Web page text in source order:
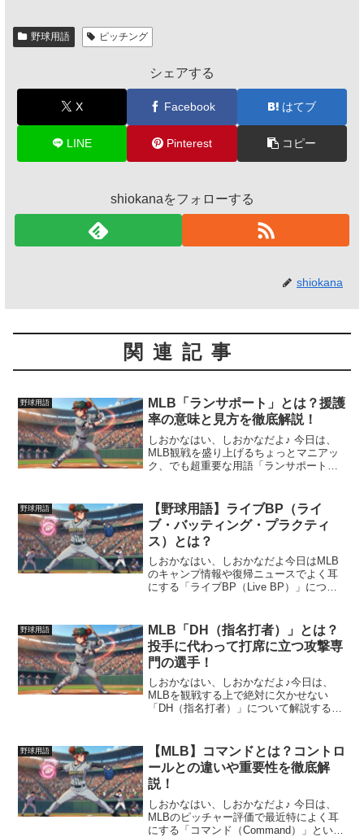
野球用語 ピッチング
シェアする
X Facebook はてブ
LINE Pinterest コピー
shiokanaをフォローする
shiokana
関連記事
野球用語
MLB「ランサポート」とは？援護
率の意味と見方を徹底解説！
しおかなはい、しおかなだよ♪ 今日は、
MLB観戦を盛り上げるちょっとマニアッ
ク、でも超重要な用語「ランサポート」
んで負けちゃったの？」っていう謎が解
けるかも！大谷翔平選...
野球用語
【野球用語】ライブBP（ライ
ブ・バッティング・プラクティ
ス）とは？
しおかなはい、しおかなだよ今日はMLB
のキャンプ情報や復帰ニュースでよく耳
にする「ライブBP（Live BP）」につい
ず。これを知ると、推し選手の調整具合
がもっと詳しくわ...
野球用語
MLB「DH（指名打者）」とは？
投手に代わって打席に立つ攻撃専
門の選手！
しおかなはい、しおかなだよ♪今日は、
MLBを観戦する上で絶対に欠かせない
「DH（指名打者）」について解説する
MLBの歴史を大きく変えたすごいルール
なんだ。これを知れば、...
野球用語
【MLB】コマンドとは？コントロ
ールとの違いや重要性を徹底解
説！
しおかなはい、しおかなだよ♪ 今日は、
MLBのピッチャー評価で最近特によく耳
にする「コマンド（Command）」という